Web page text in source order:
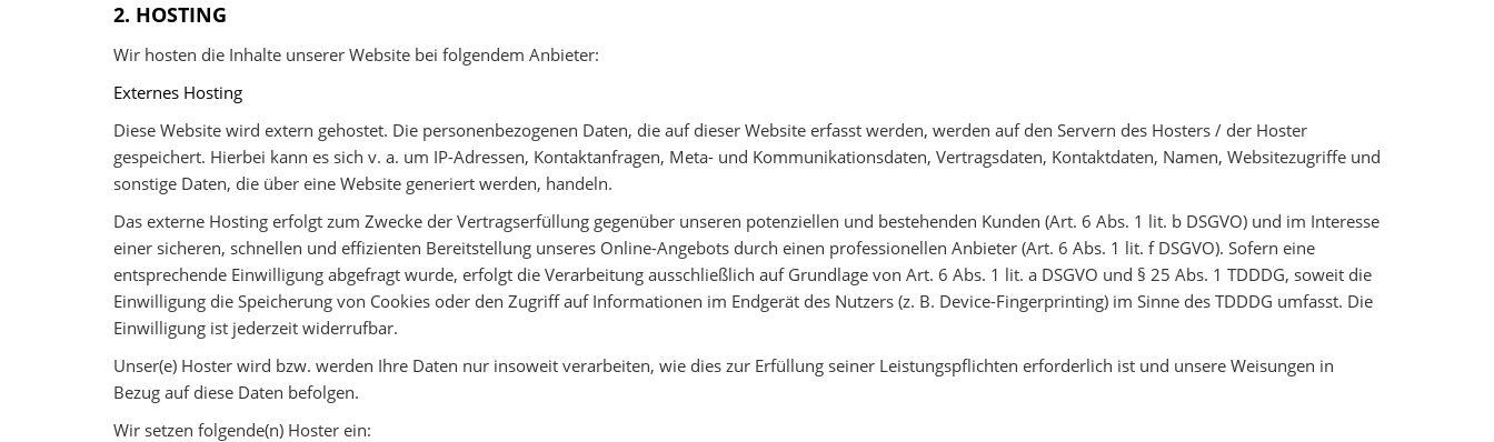
2. HOSTING
Wir hosten die Inhalte unserer Website bei folgendem Anbieter:
Externes Hosting
Diese Website wird extern gehostet. Die personenbezogenen Daten, die auf dieser Website erfasst werden, werden auf den Servern des Hosters / der Hoster
gespeichert. Hierbei kann es sich v. a. um IP-Adressen, Kontaktanfragen, Meta- und Kommunikationsdaten, Vertragsdaten, Kontaktdaten, Namen, Websitezugriffe und
sonstige Daten, die über eine Website generiert werden, handeln.
Das externe Hosting erfolgt zum Zwecke der Vertragserfüllung gegenüber unseren potenziellen und bestehenden Kunden (Art. 6 Abs. 1 lit. b DSGVO) und im Interesse
einer sicheren, schnellen und effizienten Bereitstellung unseres Online-Angebots durch einen professionellen Anbieter (Art. 6 Abs. 1 lit. f DSGVO). Sofern eine
entsprechende Einwilligung abgefragt wurde, erfolgt die Verarbeitung ausschließlich auf Grundlage von Art. 6 Abs. 1 lit. a DSGVO und § 25 Abs. 1 TDDDG, soweit die
Einwilligung die Speicherung von Cookies oder den Zugriff auf Informationen im Endgerät des Nutzers (z. B. Device-Fingerprinting) im Sinne des TDDDG umfasst. Die
Einwilligung ist jederzeit widerrufbar.
Unser(e) Hoster wird bzw. werden Ihre Daten nur insoweit verarbeiten, wie dies zur Erfüllung seiner Leistungspflichten erforderlich ist und unsere Weisungen in
Bezug auf diese Daten befolgen.
Wir setzen folgende(n) Hoster ein: